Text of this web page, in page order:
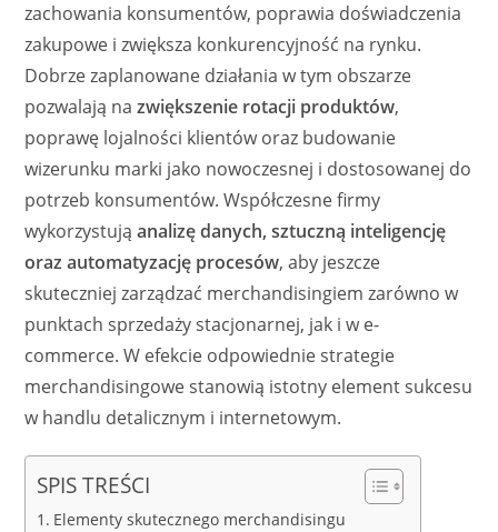
zachowania konsumentów, poprawia doświadczenia
zakupowe i zwiększa konkurencyjność na rynku.
Dobrze zaplanowane działania w tym obszarze
pozwalają nazwiększenie rotacji produktów,
poprawę lojalności klientów oraz budowanie
wizerunku marki jako nowoczesnej i dostosowanej do
potrzeb konsumentów. Współczesne firmy
wykorzystująanalizę danych, sztuczną inteligencję
oraz automatyzację procesów, aby jeszcze
skuteczniej zarządzać merchandisingiem zarówno w
punktach sprzedaży stacjonarnej, jak i w e-
commerce. W efekcie odpowiednie strategie
merchandisingowe stanowią istotny element sukcesu
w handlu detalicznym i internetowym.
SPIS TREŚCI
Elementy skutecznego merchandisingu